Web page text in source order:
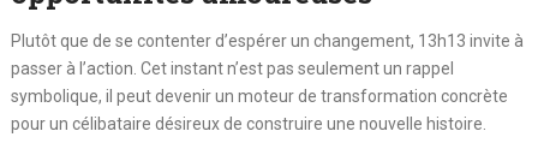
Plutôt que de se contenter d’espérer un changement, 13h13 invite à
passer à l’action. Cet instant n’est pas seulement un rappel
symbolique, il peut devenir un moteur de transformation concrète
pour un célibataire désireux de construire une nouvelle histoire.